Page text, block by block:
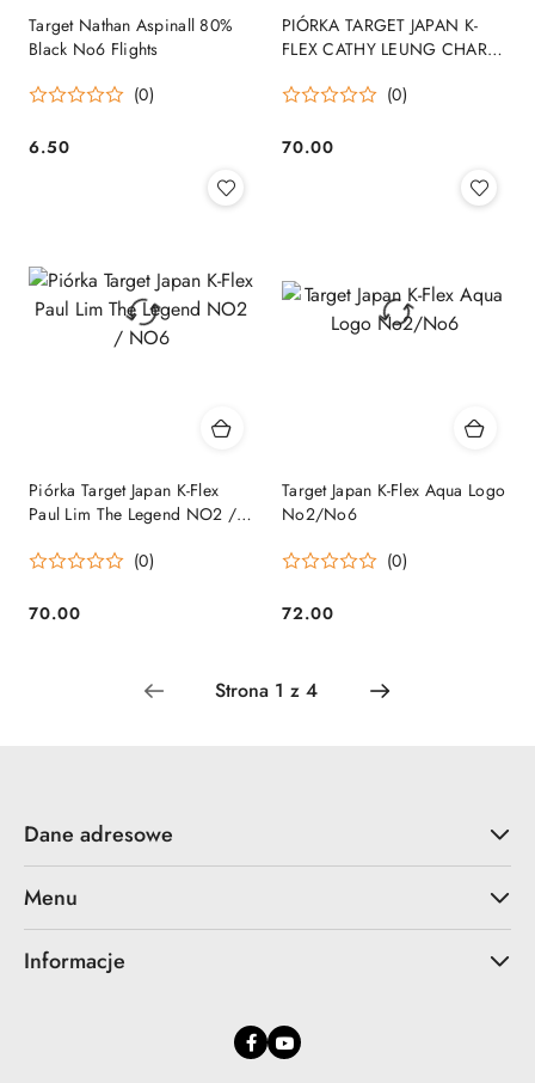
Target Nathan Aspinall 80%
Black No6 Flights
(0)
Cena:
6.50
PIÓRKA TARGET JAPAN K-
FLEX CATHY LEUNG CHARIS
(0)
Cena:
70.00
Piórka Target Japan K-Flex
Paul Lim The Legend NO2 /
(0)
Cena:
70.00
Target Japan K-Flex Aqua Logo
No2/No6
(0)
Cena:
72.00
Dane adresowe
Menu
Informacje